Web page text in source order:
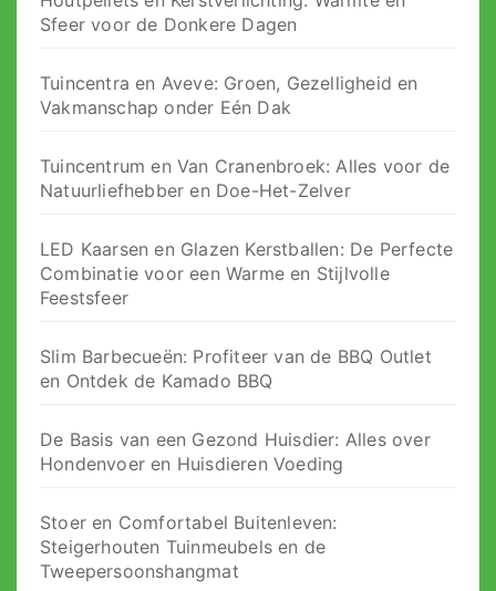
Sfeer voor de Donkere Dagen
Tuincentra en Aveve: Groen, Gezelligheid en
Vakmanschap onder Eén Dak
Tuincentrum en Van Cranenbroek: Alles voor de
Natuurliefhebber en Doe-Het-Zelver
LED Kaarsen en Glazen Kerstballen: De Perfecte
Combinatie voor een Warme en Stijlvolle
Feestsfeer
Slim Barbecueën: Profiteer van de BBQ Outlet
en Ontdek de Kamado BBQ
De Basis van een Gezond Huisdier: Alles over
Hondenvoer en Huisdieren Voeding
Stoer en Comfortabel Buitenleven:
Steigerhouten Tuinmeubels en de
Tweepersoonshangmat